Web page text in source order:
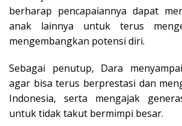
berharap pencapaiannya dapat
anak lainnya untuk terus
mengembangkan potensi diri.
Sebagai penutup, Dara
agar bisa terus berprestasi dan
Indonesia, serta mengajak
untuk tidak takut bermimpi besar.